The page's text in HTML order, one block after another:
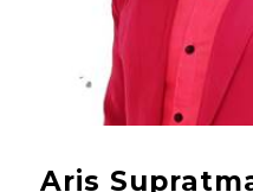
Aris